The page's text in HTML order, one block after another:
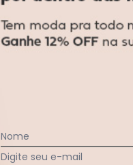
2%
O que as
Curto
Nome
Digite seu e-mail